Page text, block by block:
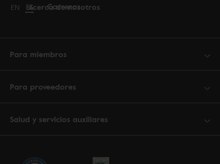
Acerca de nosotros
Carreras
Change language to English
EN Cambiar idioma a español
ES
Para miembros
Para proveedores
Salud y servicios auxiliares